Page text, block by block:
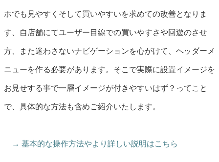
ホでも見やすくそして買いやすいを求めての改善となりま
す、自店舗にてユーザー目線での買いやすさや回遊のさせ
方、また迷わさないナビゲーションを心がけて、ヘッダーメ
ニューを作る必要があります。そこで実際に設置イメージを
お見せする事で一層イメージが付きやすいはず？ってこと
で、具体的な方法も含めご紹介いたします。
→ 基本的な操作方法やより詳しい説明はこちら